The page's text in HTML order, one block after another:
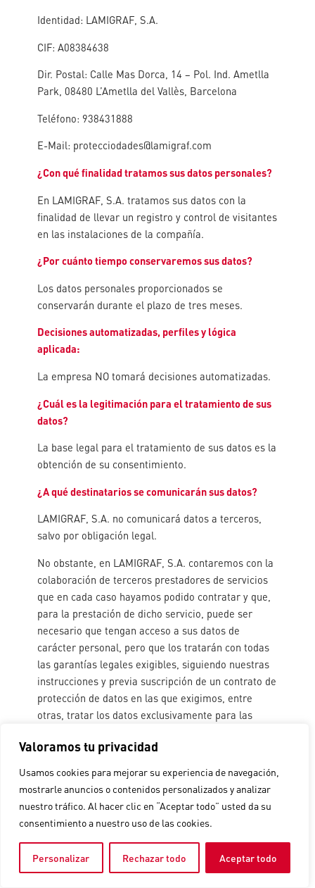
Valoramos tu privacidad
Usamos cookies para mejorar su experiencia de navegación,
mostrarle anuncios o contenidos personalizados y analizar
nuestro tráfico. Al hacer clic en “Aceptar todo” usted da su
consentimiento a nuestro uso de las cookies.
Personalizar Rechazar todo Aceptar todo
Identidad: LAMIGRAF, S.A.
CIF: A08384638
Dir. Postal: Calle Mas Dorca, 14 – Pol. Ind. Ametlla
Park, 08480 L’Ametlla del Vallès, Barcelona
Teléfono: 938431888
E-Mail: protecciodades@lamigraf.com
¿Con qué finalidad tratamos sus datos personales?
En LAMIGRAF, S.A. tratamos sus datos con la
finalidad de llevar un registro y control de visitantes
en las instalaciones de la compañía.
¿Por cuánto tiempo conservaremos sus datos?
Los datos personales proporcionados se
conservarán durante el plazo de tres meses.
Decisiones automatizadas, perfiles y lógica
aplicada:
La empresa NO tomará decisiones automatizadas.
¿Cuál es la legitimación para el tratamiento de sus
datos?
La base legal para el tratamiento de sus datos es la
obtención de su consentimiento.
¿A qué destinatarios se comunicarán sus datos?
LAMIGRAF, S.A. no comunicará datos a terceros,
salvo por obligación legal.
No obstante, en LAMIGRAF, S.A. contaremos con la
colaboración de terceros prestadores de servicios
que en cada caso hayamos podido contratar y que,
para la prestación de dicho servicio, puede ser
necesario que tengan acceso a sus datos de
carácter personal, pero que los tratarán con todas
las garantías legales exigibles, siguiendo nuestras
instrucciones y previa suscripción de un contrato de
protección de datos en las que exigimos, entre
otras, tratar los datos exclusivamente para las
organizativas adecuadas, así como suprimir y
En LAMIGRAF, S.A. seguimos unos criterios
estrictos de selección de terceros prestadores de
servicios con el fin de dar cumplimiento a nuestras
obligaciones e materia de protección de datos.
¿Cuáles son sus derechos cuando nos facilita sus